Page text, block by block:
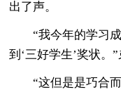
出了声。
“我今年的学习
到‘三好学生’奖状。
“这但是是巧合